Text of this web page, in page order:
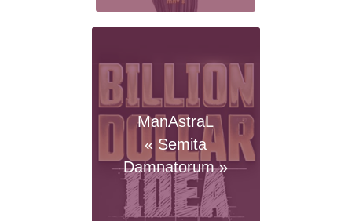
ManAstraL
« Semita
Damnatorum »